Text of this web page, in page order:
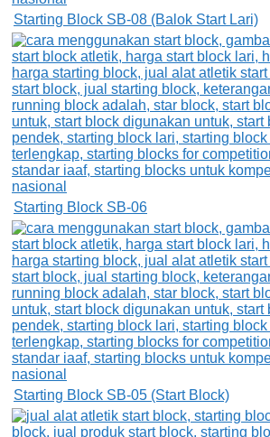
Starting Block SB-08 (Balok Start Lari)
Starting Block SB-06
Starting Block SB-05 (Start Block)